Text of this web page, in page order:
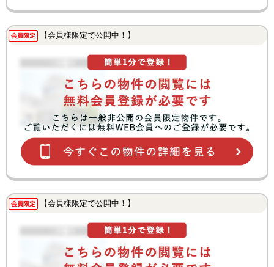
会員限定 【会員様限定で公開中！】
会員限定 【会員様限定で公開中！】